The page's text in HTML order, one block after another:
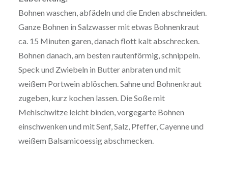
Bohnen waschen, abfädeln und die Enden abschneiden.
Ganze Bohnen in Salzwasser mit etwas Bohnenkraut
ca. 15 Minuten garen, danach flott kalt abschrecken.
Bohnen danach, am besten rautenförmig, schnippeln.
Speck und Zwiebeln in Butter anbraten und mit
weißem Portwein ablöschen. Sahne und Bohnenkraut
zugeben, kurz kochen lassen. Die Soße mit
Mehlschwitze leicht binden, vorgegarte Bohnen
einschwenken und mit Senf, Salz, Pfeffer, Cayenne und
weißem Balsamicoessig abschmecken.